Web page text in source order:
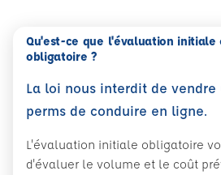
Qu'est-ce que l'évaluation initiale
obligatoire ?
La loi nous interdit de
perms de conduire en ligne.
L'évaluation initiale obligatoire
d'évaluer le volume et le coût